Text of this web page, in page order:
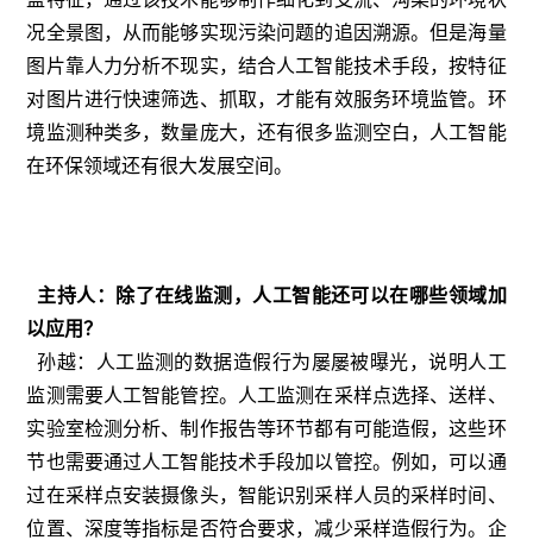
况全景图，从而能够实现污染问题的追因溯源。但是海量
图片靠人力分析不现实，结合人工智能技术手段，按特征
对图片进行快速筛选、抓取，才能有效服务环境监管。环
境监测种类多，数量庞大，还有很多监测空白，人工智能
在环保领域还有很大发展空间。
主持人：除了在线监测，人工智能还可以在哪些领域加
以应用？
孙越：人工监测的数据造假行为屡屡被曝光，说明人工
监测需要人工智能管控。人工监测在采样点选择、送样、
实验室检测分析、制作报告等环节都有可能造假，这些环
节也需要通过人工智能技术手段加以管控。例如，可以通
过在采样点安装摄像头，智能识别采样人员的采样时间、
位置、深度等指标是否符合要求，减少采样造假行为。企